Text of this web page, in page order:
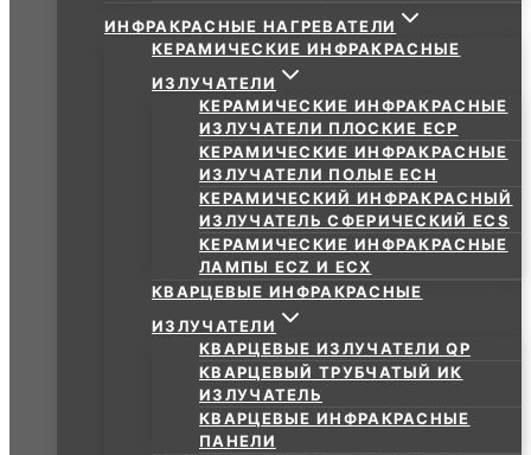
ИНФРАКРАСНЫЕ НАГРЕВАТЕЛИ
КЕРАМИЧЕСКИЕ ИНФРАКРАСНЫЕ
ИЗЛУЧАТЕЛИ
КЕРАМИЧЕСКИЕ ИНФРАКРАСНЫЕ
ИЗЛУЧАТЕЛИ ПЛОСКИЕ ECP
КЕРАМИЧЕСКИЕ ИНФРАКРАСНЫЕ
ИЗЛУЧАТЕЛИ ПОЛЫЕ ECH
КЕРАМИЧЕСКИЙ ИНФРАКРАСНЫЙ
ИЗЛУЧАТЕЛЬ СФЕРИЧЕСКИЙ ECS
КЕРАМИЧЕСКИЕ ИНФРАКРАСНЫЕ
ЛАМПЫ ECZ И ECX
КВАРЦЕВЫЕ ИНФРАКРАСНЫЕ
ИЗЛУЧАТЕЛИ
КВАРЦЕВЫЕ ИЗЛУЧАТЕЛИ QP
КВАРЦЕВЫЙ ТРУБЧАТЫЙ ИК
ИЗЛУЧАТЕЛЬ
КВАРЦЕВЫЕ ИНФРАКРАСНЫЕ
ПАНЕЛИ